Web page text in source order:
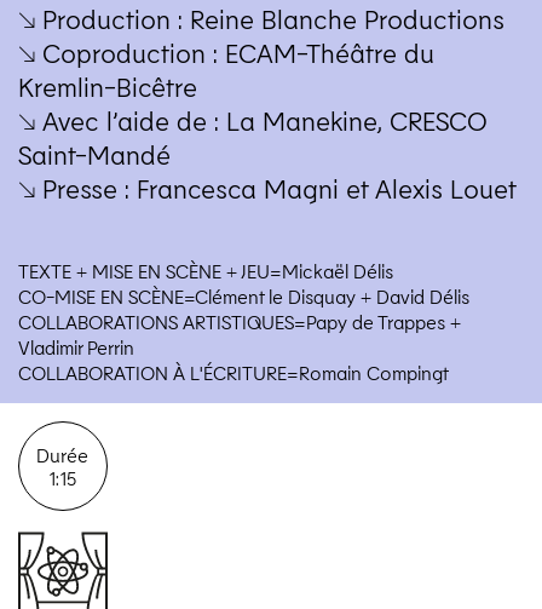
↘ Production : Reine Blanche Productions
↘ Coproduction : ECAM-Théâtre du
Kremlin-Bicêtre
↘ Avec l’aide de : La Manekine, CRESCO
Saint-Mandé
↘ Presse : Francesca Magni et Alexis Louet
TEXTE + MISE EN SCÈNE + JEU=Mickaël Délis
CO-MISE EN SCÈNE=Clément le Disquay + David Délis
COLLABORATIONS ARTISTIQUES=Papy de Trappes +
Vladimir Perrin
COLLABORATION À L'ÉCRITURE=Romain Compingt
Durée
1:15